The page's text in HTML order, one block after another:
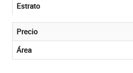
Estrato
Precio
Área